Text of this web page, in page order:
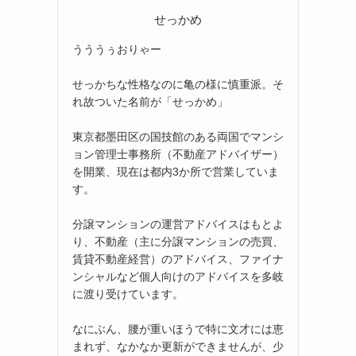
せっかめ
うううぅおりゃー
せっかちな性格なのに亀の様に慎重派。そ
れ故ついた名前が「せっかめ」
東京都墨田区の国技館のある両国でマンシ
ョン管理士事務所（不動産アドバイザー）
を開業、現在は都内3か所で営業していま
す。
分譲マンションの運営アドバイスはもとよ
り、不動産（主に分譲マンションの売買、
賃貸不動産経営）のアドバイス、ファイナ
ンシャルなど個人向けのアドバイスを多岐
に渡り受けています。
なにぶん、腰が重いほうで特に文才には恵
まれず、なかなか更新ができませんが、少